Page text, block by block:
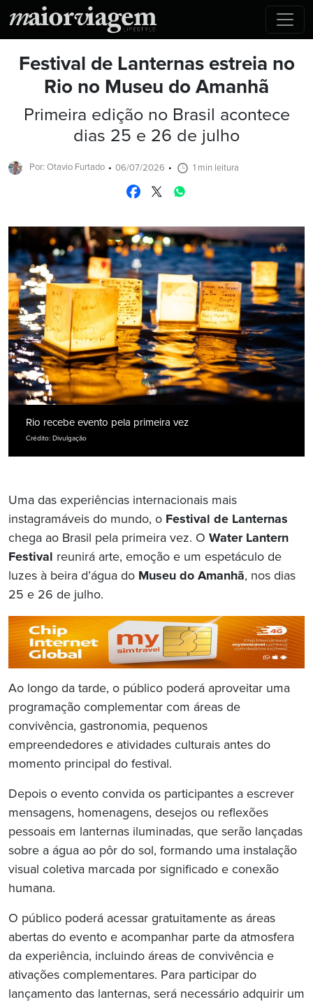
Festival de Lanternas estreia no
Rio no Museu do Amanhã
Primeira edição no Brasil acontece
dias 25 e 26 de julho
Por: Otavio Furtado 06/07/2026 1 min leitura
Rio recebe evento pela primeira vez
Crédito: Divulgação
Uma das experiências internacionais mais
instagramáveis do mundo, o Festival de Lanternas
chega ao Brasil pela primeira vez. O Water Lantern
Festival reunirá arte, emoção e um espetáculo de
luzes à beira d’água do Museu do Amanhã, nos dias
25 e 26 de julho.
Ao longo da tarde, o público poderá aproveitar uma
programação complementar com áreas de
convivência, gastronomia, pequenos
empreendedores e atividades culturais antes do
momento principal do festival.
Depois o evento convida os participantes a escrever
mensagens, homenagens, desejos ou reflexões
pessoais em lanternas iluminadas, que serão lançadas
sobre a água ao pôr do sol, formando uma instalação
visual coletiva marcada por significado e conexão
humana.
O público poderá acessar gratuitamente as áreas
abertas do evento e acompanhar parte da atmosfera
da experiência, incluindo áreas de convivência e
ativações complementares. Para participar do
lançamento das lanternas, será necessário adquirir um